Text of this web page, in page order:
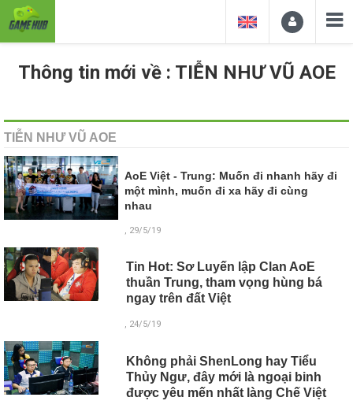
Thông tin mới về : TIỄN NHƯ VŨ AOE
TIỄN NHƯ VŨ AOE
AoE Việt - Trung: Muốn đi nhanh hãy đi
một mình, muốn đi xa hãy đi cùng
nhau
, 29/5/19
Tin Hot: Sơ Luyến lập Clan AoE
thuần Trung, tham vọng hùng bá
ngay trên đất Việt
, 24/5/19
Không phải ShenLong hay Tiểu
Thủy Ngư, đây mới là ngoại binh
được yêu mến nhất làng Chế Việt